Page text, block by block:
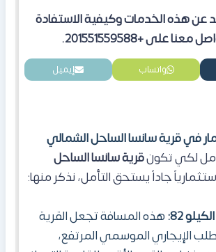
عن هذه الخدمات وكيفية الاستفادة
على +201551559588.
واتساب إيميل
في قرية سانسا الساحل الشمالي
لكي تكونقرية سانسا الساحل
جاداً يستحق التأمل، نذكر منها:
82:
هذه المسافة تجعل القرية
الإيجاري الموسمي المرتفع،